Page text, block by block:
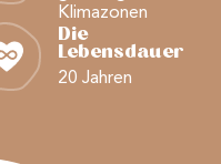
Klimazonen
Die
Lebensdauer
20 Jahren